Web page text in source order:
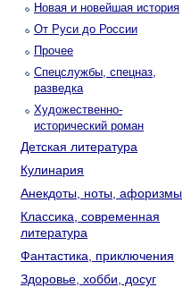
Новая и новейшая история
От Руси до России
Прочее
Спецслужбы, спецназ,
разведка
Художественно-
исторический роман
Детская литература
Кулинария
Анекдоты, ноты, афоризмы
Классика, современная
литература
Фантастика, приключения
Здоровье, хобби, досуг